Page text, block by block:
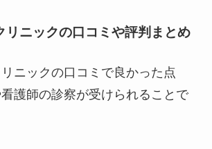
リニックの口コミや評判まとめ
ニックの口コミで良かった点
護師の診察が受けられることで